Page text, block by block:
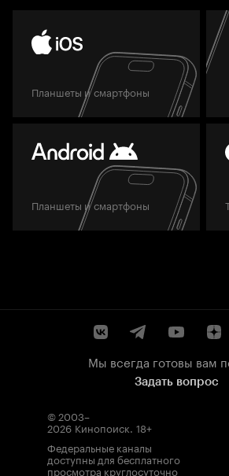
Планшеты и смартфоны
Планшеты и смартфоны
Мы всегда готовы вам
Задать вопрос
© 2003–
2026 Кинопоиск. 18+
Федеральные каналы
доступны для бесплатного
просмотра круглосуточно